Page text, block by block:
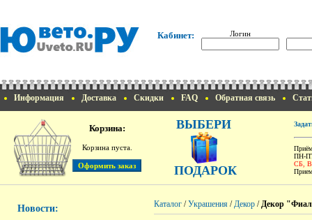
Кабинет: Логин
Информация Доставка Скидки FAQ Обратная связь
Корзина:
Корзина пуста.
ВЫБЕРИ
ПОДАРОК
ПН-
СБ,
Новости: Каталог /Украшения /Декор /Декор